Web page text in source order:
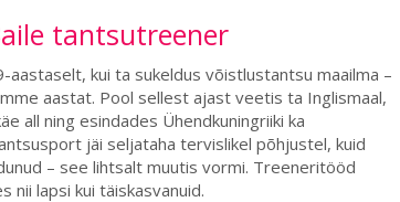
tantsutreener
kui ta sukeldus võistlustantsu maailma –
aastat. Pool sellest ajast veetis ta Inglismaal,
all ning esindades Ühendkuningriiki ka
jäi seljataha tervislikel põhjustel, kuid
– see lihtsalt muutis vormi. Treeneritööd
nii lapsi kui täiskasvanuid.